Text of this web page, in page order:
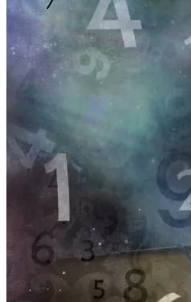
Обновление
«умные»
Улучшение
Карта Таро
По 17